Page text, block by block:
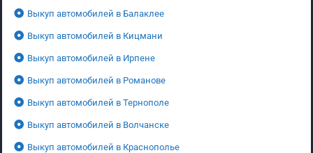
Выкуп автомобилей в Балаклее
Выкуп автомобилей в Кицмани
Выкуп автомобилей в Ирпене
Выкуп автомобилей в Романове
Выкуп автомобилей в Тернополе
Выкуп автомобилей в Волчанске
Выкуп автомобилей в Краснополье